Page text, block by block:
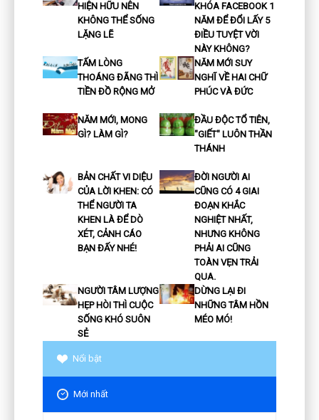
HIỆN HỮU NÊN
KHÔNG THỂ SỐNG
LẶNG LẼ
KHÓA FACEBOOK 1
NĂM ĐỂ ĐỔI LẤY 5
ĐIỀU TUYỆT VỜI
NÀY KHÔNG?
TẤM LÒNG
THOÁNG ĐÃNG THÌ
TIỀN ĐỒ RỘNG MỞ
NĂM MỚI SUY
NGHĨ VỀ HAI CHỮ
PHÚC VÀ ĐỨC
NĂM MỚI, MONG
GÌ? LÀM GÌ?
ĐẦU ĐỘC TỔ TIÊN,
"GIẾT" LUÔN THẦN
THÁNH
BẢN CHẤT VI DIỆU
CỦA LỜI KHEN: CÓ
THỂ NGƯỜI TA
KHEN LÀ ĐỂ DÒ
XÉT, CẢNH CÁO
BẠN ĐẤY NHÉ!
ĐỜI NGƯỜI AI
CŨNG CÓ 4 GIAI
ĐOẠN KHẮC
NGHIỆT NHẤT,
NHƯNG KHÔNG
PHẢI AI CŨNG
TOÀN VẸN TRẢI
QUA.
NGƯỜI TÂM LƯỢNG
HẸP HÒI THÌ CUỘC
SỐNG KHÓ SUÔN
SẺ
DỪNG LẠI ĐI
NHỮNG TÂM HỒN
MÉO MÓ!
Nổi bật
Mới nhất